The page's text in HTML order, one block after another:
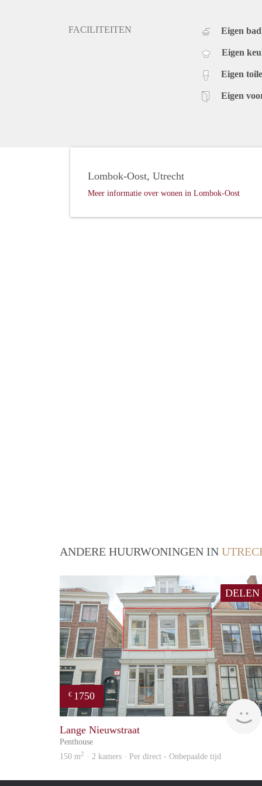
FACILITEITEN Eigen
Eigen
Eigen
Eigen
Lombok-Oost, Utrecht
Meer informatie over wonen in Lombok-Oost
ANDERE HUURWONINGEN IN
DELEN
€ 1750
Lange Nieuwstraat
Penthouse
150 m2 · 2 kamers · Per direct - Onbepaalde tijd